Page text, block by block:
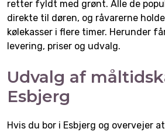
retter fyldt med grønt. Alle de
direkte til døren, og råvarerne
kølekasser i flere timer. Herunder
levering, priser og udvalg.
Udvalg af
Esbjerg
Hvis du bor i Esbjerg og overvejer